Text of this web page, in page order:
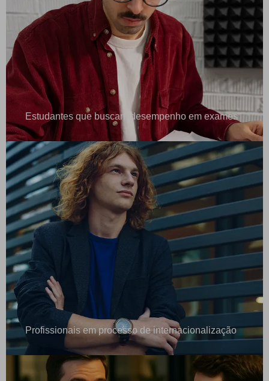
Estudantes que buscam desempenho em exames
Profissionais em processo de internacionalização